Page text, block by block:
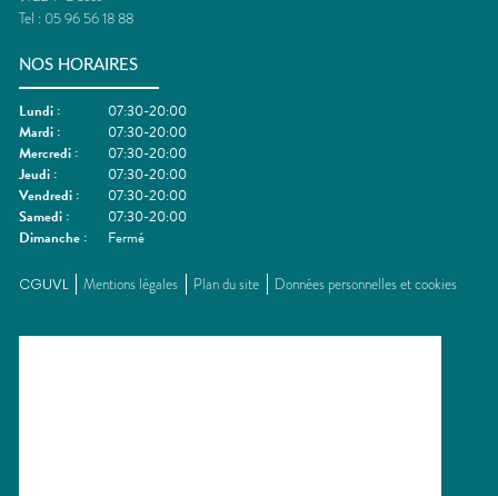
Tel : 05 96 56 18 88
NOS HORAIRES
Lundi :
07:30-20:00
Mardi :
07:30-20:00
Mercredi :
07:30-20:00
Jeudi :
07:30-20:00
Vendredi :
07:30-20:00
Samedi :
07:30-20:00
Dimanche : Fermé
CGUVL Mentions légales Plan du site Données personnelles et cookies